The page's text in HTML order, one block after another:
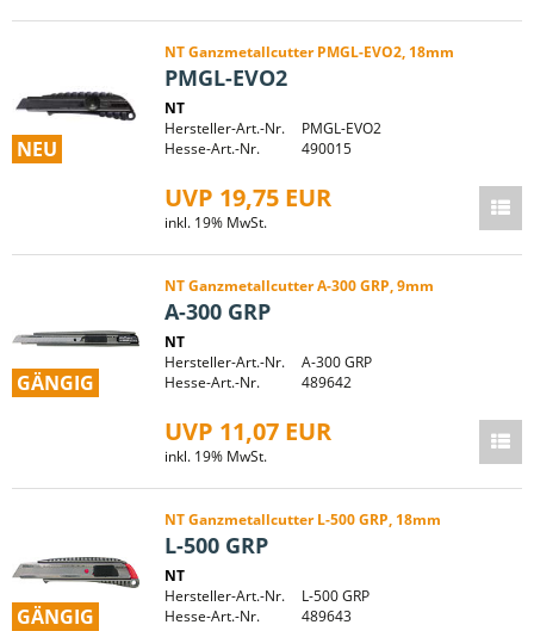
NEU
NT Ganzmetallcutter PMGL-EVO2, 18mm
PMGL-EVO2
NT
Hersteller-Art.-Nr.
PMGL-EVO2
Hesse-Art.-Nr.
490015
UVP 19,75 EUR
inkl. 19% MwSt.
GÄNGIG
NT Ganzmetallcutter A-300 GRP, 9mm
A-300 GRP
NT
Hersteller-Art.-Nr.
A-300 GRP
Hesse-Art.-Nr.
489642
UVP 11,07 EUR
inkl. 19% MwSt.
GÄNGIG
NT Ganzmetallcutter L-500 GRP, 18mm
L-500 GRP
NT
Hersteller-Art.-Nr.
L-500 GRP
Hesse-Art.-Nr.
489643